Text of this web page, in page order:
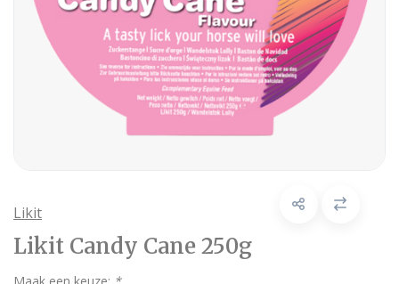
Likit
Likit Candy Cane 250g
Maak een keuze: *